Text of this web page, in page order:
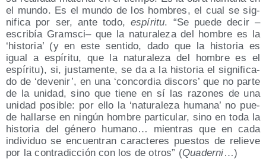
el mun­do. Es el mun­do de los hom­bres, el cual se sig­
ni­fi­ca por ser, ante todo, espí­ri­tu. “Se pue­de decir –
escri­bía Grams­ci– que la natu­ra­le­za del hom­bre es la
‘his­to­ria’ (y en este sen­ti­do, dado que la his­to­ria es
igual a espí­ri­tu, que la natu­ra­le­za del hom­bre es el
espí­ri­tu), si, jus­ta­men­te, se da a la his­to­ria el sig­ni­fi­ca­
do de ‘deve­nir’, en una ‘con­cor­dia dis­cors’ que no par­te
de la uni­dad, sino que tie­ne en sí las razo­nes de una
uni­dad posi­ble: por ello la ‘natu­ra­le­za huma­na’ no pue­
de hallar­se en nin­gún hom­bre par­ti­cu­lar, sino en toda la
his­to­ria del géne­ro humano… mien­tras que en cada
indi­vi­duo se encuen­tran carac­te­res pues­tos de relie­ve
por la con­tra­dic­ción con los de otros” (Qua­der­ni…)